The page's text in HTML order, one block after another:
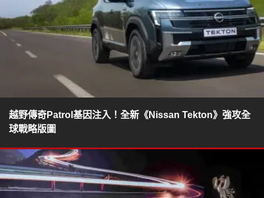
越野傳奇Patrol基因注入！全新《Nissan Tekton》強攻全
球戰略版圖